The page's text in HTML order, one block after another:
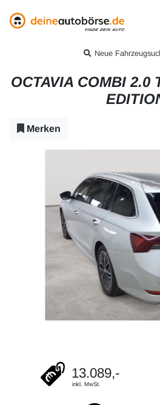
Neue
OCTAVIA COMBI 2.0
Merken
13.089,-
inkl. MwSt.